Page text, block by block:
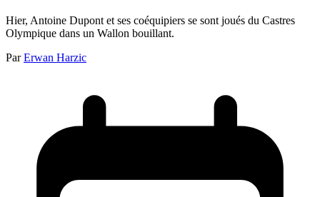
Hier, Antoine Dupont et ses coéquipiers se sont joués du Castres
Olympique dans un Wallon bouillant.
Par Erwan Harzic